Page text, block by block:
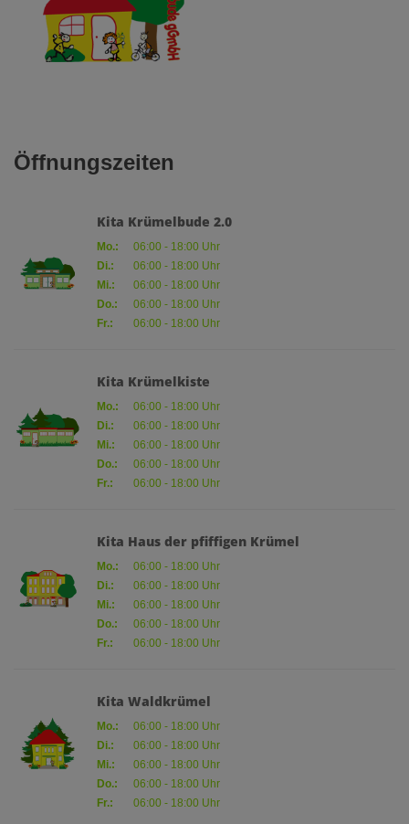
Öffnungszeiten
Kita Krümelbude 2.0
Mo.:
06:00 - 18:00 Uhr
Di.:
06:00 - 18:00 Uhr
Mi.:
06:00 - 18:00 Uhr
Do.:
06:00 - 18:00 Uhr
Fr.:
06:00 - 18:00 Uhr
Kita Krümelkiste
Mo.:
06:00 - 18:00 Uhr
Di.:
06:00 - 18:00 Uhr
Mi.:
06:00 - 18:00 Uhr
Do.:
06:00 - 18:00 Uhr
Fr.:
06:00 - 18:00 Uhr
Kita Haus der pfiffigen Krümel
Mo.:
06:00 - 18:00 Uhr
Di.:
06:00 - 18:00 Uhr
Mi.:
06:00 - 18:00 Uhr
Do.:
06:00 - 18:00 Uhr
Fr.:
06:00 - 18:00 Uhr
Kita Waldkrümel
Mo.:
06:00 - 18:00 Uhr
Di.:
06:00 - 18:00 Uhr
Mi.:
06:00 - 18:00 Uhr
Do.:
06:00 - 18:00 Uhr
Fr.:
06:00 - 18:00 Uhr